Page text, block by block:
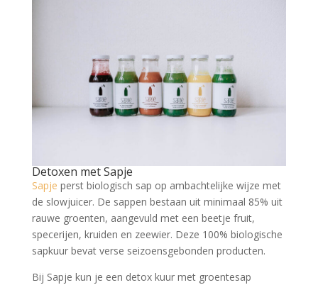
Detoxen met Sapje
Sapje perst biologisch sap op ambachtelijke wijze met
de slowjuicer. De sappen bestaan uit minimaal 85% uit
rauwe groenten, aangevuld met een beetje fruit,
specerijen, kruiden en zeewier. Deze 100% biologische
sapkuur bevat verse seizoensgebonden producten.
Bij Sapje kun je een detox kuur met groentesap